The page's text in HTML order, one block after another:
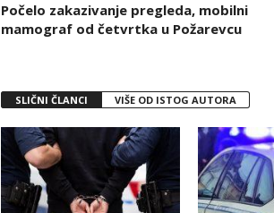
Počelo zakazivanje pregleda, mobilni
mamograf od četvrtka u Požarevcu
SLIČNI ČLANCI VIŠE OD ISTOG AUTORA